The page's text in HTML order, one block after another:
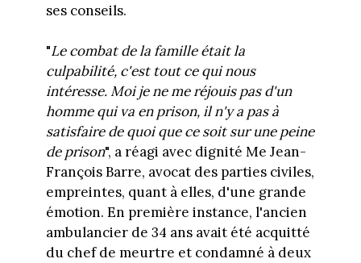
ses conseils.
"Le combat de la famille était la
culpabilité, c'est tout ce qui nous
intéresse. Moi je ne me réjouis pas d'un
homme qui va en prison, il n'y a pas à
satisfaire de quoi que ce soit sur une peine
de prison", a réagi avec dignité Me Jean-
François Barre, avocat des parties civiles,
empreintes, quant à elles, d'une grande
émotion. En première instance, l'ancien
ambulancier de 34 ans avait été acquitté
du chef de meurtre et condamné à deux